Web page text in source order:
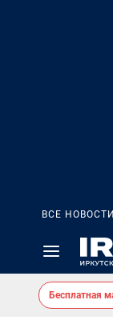
ВСЕ НОВОСТИ
Бесплатная